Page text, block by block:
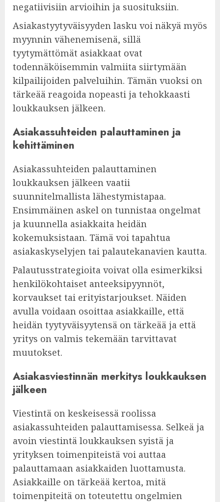
negatiivisiin arvioihin ja suosituksiin.
Asiakastyytyväisyyden lasku voi näkyä myös
myynnin vähenemisenä, sillä
tyytymättömät asiakkaat ovat
todennäköisemmin valmiita siirtymään
kilpailijoiden palveluihin. Tämän vuoksi on
tärkeää reagoida nopeasti ja tehokkaasti
loukkauksen jälkeen.
Asiakassuhteiden palauttaminen ja
kehittäminen
Asiakassuhteiden palauttaminen
loukkauksen jälkeen vaatii
suunnitelmallista lähestymistapaa.
Ensimmäinen askel on tunnistaa ongelmat
ja kuunnella asiakkaita heidän
kokemuksistaan. Tämä voi tapahtua
asiakaskyselyjen tai palautekanavien kautta.
Palautusstrategioita voivat olla esimerkiksi
henkilökohtaiset anteeksipyynnöt,
korvaukset tai erityistarjoukset. Näiden
avulla voidaan osoittaa asiakkaille, että
heidän tyytyväisyytensä on tärkeää ja että
yritys on valmis tekemään tarvittavat
muutokset.
Asiakasviestinnän merkitys loukkauksen
jälkeen
Viestintä on keskeisessä roolissa
asiakassuhteiden palauttamisessa. Selkeä ja
avoin viestintä loukkauksen syistä ja
yrityksen toimenpiteistä voi auttaa
palauttamaan asiakkaiden luottamusta.
Asiakkaille on tärkeää kertoa, mitä
toimenpiteitä on toteutettu ongelmien